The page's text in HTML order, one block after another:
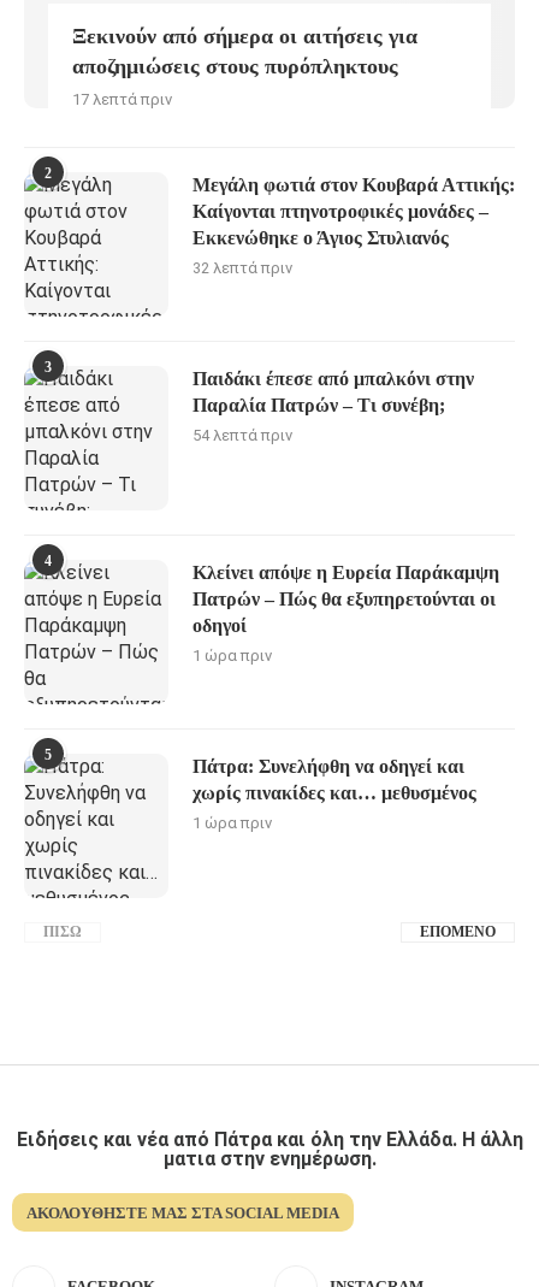
Ξεκινούν από σήμερα οι αιτήσεις για
αποζημιώσεις στους πυρόπληκτους
17 λεπτά πριν
2
Μεγάλη φωτιά στον Κουβαρά Αττικής:
Καίγονται πτηνοτροφικές μονάδες –
Εκκενώθηκε ο Άγιος Στυλιανός
32 λεπτά πριν
3
Παιδάκι έπεσε από μπαλκόνι στην
Παραλία Πατρών – Τι συνέβη;
54 λεπτά πριν
4
Κλείνει απόψε η Ευρεία Παράκαμψη
Πατρών – Πώς θα εξυπηρετούνται οι
οδηγοί
1 ώρα πριν
5
Πάτρα: Συνελήφθη να οδηγεί και
χωρίς πινακίδες και… μεθυσμένος
1 ώρα πριν
ΠΊΣΩ ΕΠΌΜΕΝΟ
Ειδήσεις και νέα από Πάτρα και όλη την Ελλάδα. Η άλλη
ματια στην ενημέρωση.
ΑΚΟΛΟΥΘΉΣΤΕ ΜΑΣ ΣΤΑ SOCIAL MEDIA